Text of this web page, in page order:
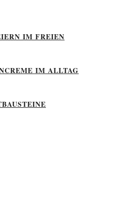
IM FREIEN
IM ALLTAG